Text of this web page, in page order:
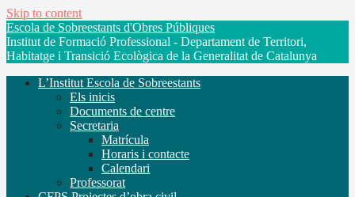
Skip to content
Escola de Sobreestants d'Obres Públiques
Institut de Formació Professional - Departament de Territori,
Habitatge i Transició Ecològica de la Generalitat de Catalunya
L’Institut Escola de Sobreestants
Els inicis
Documents de centre
Secretaria
Matrícula
Horaris i contacte
Calendari
Professorat